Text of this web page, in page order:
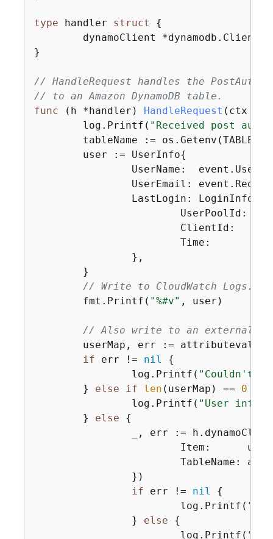
type handler struct
{
}
// HandleRequest handles the
// to an Amazon DynamoDB table.
func
(h *handler) HandleRequest (ctx
	log.Printf(
"Received post
	user := UserInfo
{
UserEmail:
		LastLogin: LoginInfo
// Write to CloudWatch Logs.
	fmt.Printf(
"%#v" , user)
// Also write to an external
if err != nil
{
		log.Printf(
"Couldn't
	}
else if len (userMap) == 0
		log.Printf(
"User info
	}
else
{
_, err :=
if err != nil
{
			log.Printf(
		}
else
{
			log.Printf(